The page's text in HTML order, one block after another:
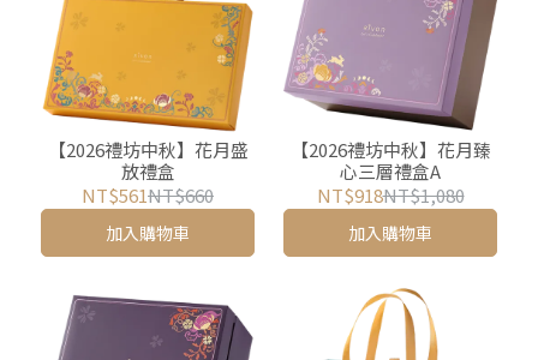
【2026禮坊中秋】花月盛
放禮盒
NT$561NT$660
加入購物車
【2026禮坊中秋】花月臻
心三層禮盒A
NT$918NT$1,080
加入購物車